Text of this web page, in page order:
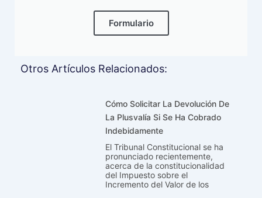
Formulario
Otros Artículos Relacionados:
Cómo Solicitar La Devolución De
La Plusvalía Si Se Ha Cobrado
Indebidamente
El Tribunal Constitucional se ha
pronunciado recientemente,
acerca de la constitucionalidad
del Impuesto sobre el
Incremento del Valor de los